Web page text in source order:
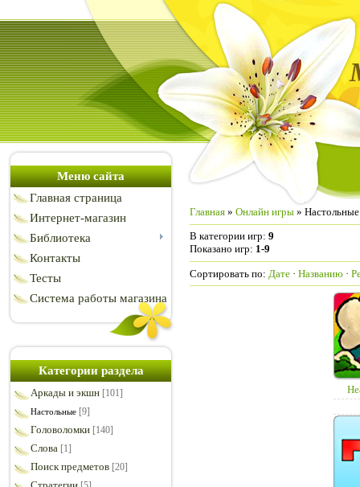
Меню сайта
Главная страница
Интернет-магазин
Библиотека
Контакты
Тесты
Система работы магазина
Категории раздела
Аркады и экшн [101]
Настольные [9]
Головоломки [140]
Слова [1]
Поиск предметов [20]
Главная » Онлайн игры » Настольные
В категории игр: 9
Показано игр: 1-9
Сортировать по: Дате · Названию ·